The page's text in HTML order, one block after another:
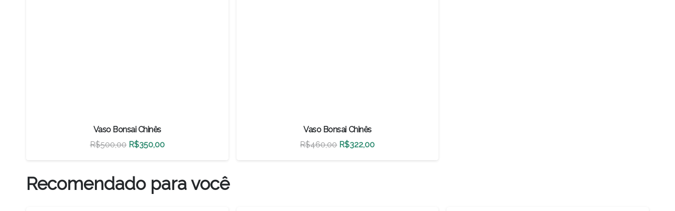
Vaso Bonsai Chinês
R$500,00 O
preço
original
era:
R$350,00O
preço
é:
Vaso Bonsai Chinês
R$460,00 O
preço
R$322,00O
preço
Recomendado para você